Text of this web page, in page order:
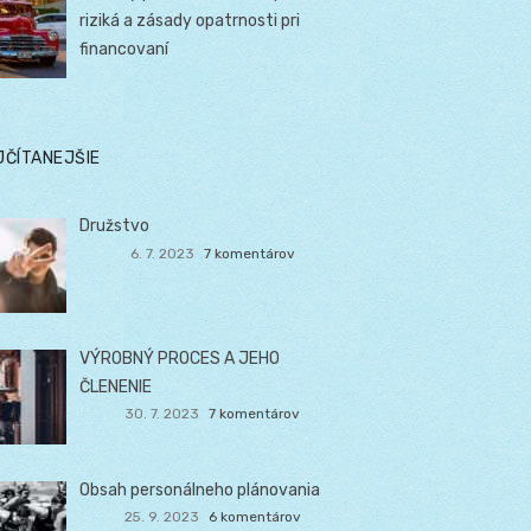
riziká a zásady opatrnosti pri
financovaní
Družstvo
6. 7. 2023 7 komentárov
VÝROBNÝ PROCES A JEHO
ČLENENIE
30. 7. 2023 7 komentárov
Obsah personálneho plánovania
25. 9. 2023 6 komentárov